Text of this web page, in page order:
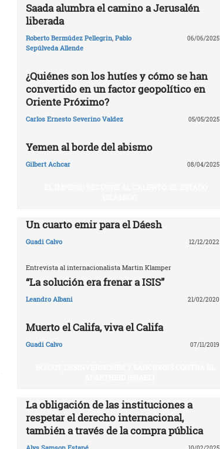
Saada alumbra el camino a Jerusalén
liberada
Roberto Bermúdez Pellegrin, Pablo
Sepúlveda Allende
06/06/2025
¿Quiénes son los hutíes y cómo se han
convertido en un factor geopolítico en
Oriente Próximo?
Carlos Ernesto Severino Valdez 05/05/2025
Yemen al borde del abismo
Gilbert Achcar 08/04/2025
Un cuarto emir para el Dáesh
Guadi Calvo 12/12/2022
Entrevista al internacionalista Martin Klamper
“La solución era frenar a ISIS”
Leandro Albani 21/02/2020
Muerto el Califa, viva el Califa
Guadi Calvo 07/11/2019
La obligación de las instituciones a
respetar el derecho internacional,
también a través de la compra pública